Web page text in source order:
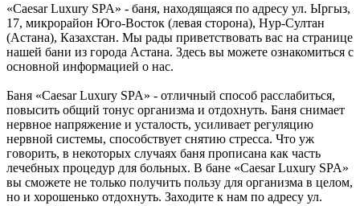
«Caesar Luxury SPA» - баня, находящаяся по адресу ул. Ыргыз,
17, микрорайон Юго-Восток (левая сторона), Нур-Султан
(Астана), Казахстан. Мы рады приветствовать вас на странице
нашей бани из города Астана. Здесь вы можете ознакомиться с
основной информацией о нас.
Баня «Caesar Luxury SPA» - отличный способ расслабиться,
повысить общий тонус организма и отдохнуть. Баня снимает
нервное напряжение и усталость, усиливает регуляцию
нервной системы, способствует снятию стресса. Что уж
говорить, в некоторых случаях баня прописана как часть
лечебных процедур для больных. В бане «Caesar Luxury SPA»
вы сможете не только получить пользу для организма в целом,
но и хорошенько отдохнуть. Заходите к нам по адресу ул.